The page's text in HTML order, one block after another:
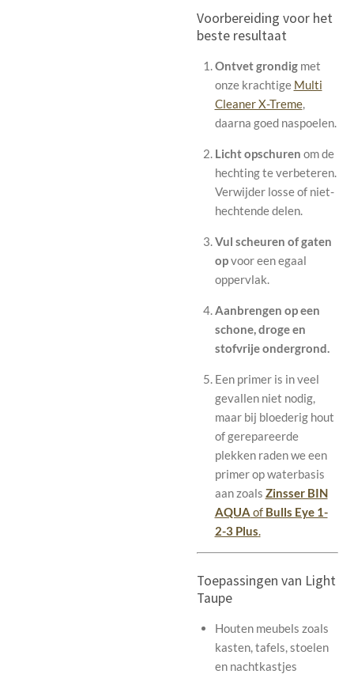
Voorbereiding voor het
beste resultaat
Ontvet grondigmet
onze krachtige Multi
Cleaner X-Treme,
daarna goed naspoelen.
Licht opschuren om de
hechting te verbeteren.
Verwijder losse of niet-
hechtende delen.
Vul scheuren of gaten
opvoor een egaal
oppervlak.
Aanbrengen op een
schone, droge en
stofvrije ondergrond.
Een primer is in veel
gevallen niet nodig,
maar bij bloederig hout
of gerepareerde
plekken raden we een
primer op waterbasis
aan zoals Zinsser BIN
AQUA of Bulls Eye 1-
2-3 Plus.
Toepassingen van Light
Taupe
Houten meubels zoals
kasten, tafels, stoelen
en nachtkastjes